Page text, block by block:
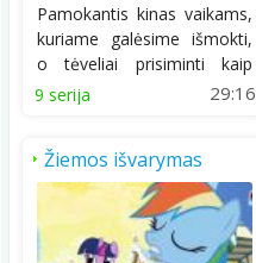
Pamokantis kinas vaikams,
kuriame galėsime išmokti,
o tėveliai prisiminti kaip
svarbu...
9 serija 29:16
Žiemos išvarymas